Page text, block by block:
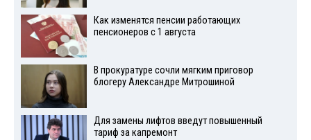
Как изменятся пенсии работающих
пенсионеров с 1 августа
В прокуратуре сочли мягким приговор
блогеру Александре Митрошиной
Для замены лифтов введут повышенный
тариф за капремонт